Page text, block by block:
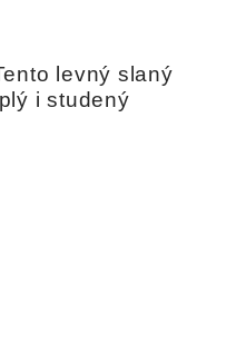
levný slaný
i studený